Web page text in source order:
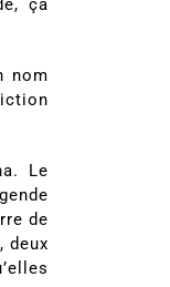
ça
nom
Le
de
deux